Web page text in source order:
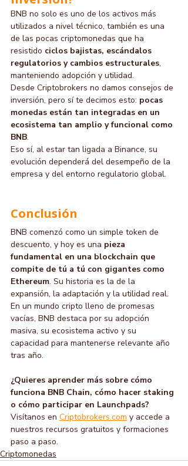
BNB no solo es uno de los activos más
utilizados a nivel técnico, también es una
de las pocas criptomonedas que ha
resistido ciclos bajistas, escándalos
regulatorios y cambios estructurales,
manteniendo adopción y utilidad.
Desde Criptobrokers no damos consejos de
inversión, pero sí te decimos esto: pocas
monedas están tan integradas en un
ecosistema tan amplio y funcional como
BNB.
Eso sí, al estar tan ligada a Binance, su
evolución dependerá del desempeño de la
empresa y del entorno regulatorio global.
Conclusión
BNB comenzó como un simple token de
descuento, y hoy es una pieza
fundamental en una blockchain que
compite de tú a tú con gigantes como
Ethereum. Su historia es la de la
expansión, la adaptación y la utilidad real.
En un mundo cripto lleno de promesas
vacías, BNB destaca por su adopción
masiva, su ecosistema activo y su
capacidad para mantenerse relevante año
tras año.
¿Quieres aprender más sobre cómo
funciona BNB Chain, cómo hacer staking
o cómo participar en Launchpads?
Visítanos en Criptobrokers.com y accede a
nuestros recursos gratuitos y formaciones
paso a paso.
Criptomonedas